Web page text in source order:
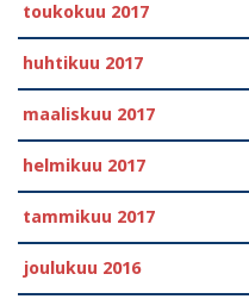
toukokuu 2017
huhtikuu 2017
maaliskuu 2017
helmikuu 2017
tammikuu 2017
joulukuu 2016